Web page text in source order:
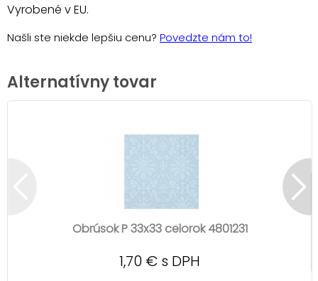
Vyrobené v EU.
Našli ste niekde lepšiu cenu? Povedzte nám to!
Alternatívny tovar
Obrúsok P 33x33 celorok 4801231
1,70 € s DPH